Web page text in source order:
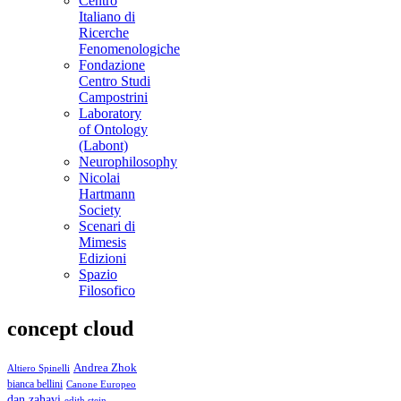
Italiano di
Ricerche
Fenomenologiche
Fondazione
Centro Studi
Campostrini
Laboratory
of Ontology
(Labont)
Neurophilosophy
Nicolai
Hartmann
Society
Scenari di
Mimesis
Edizioni
Spazio
Filosofico
concept cloud
Altiero Spinelli Andrea Zhok
bianca bellini Canone Europeo